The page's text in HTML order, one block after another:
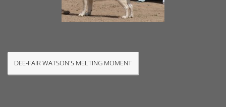
DEE-FAIR WATSON'S MELTING MOMENT